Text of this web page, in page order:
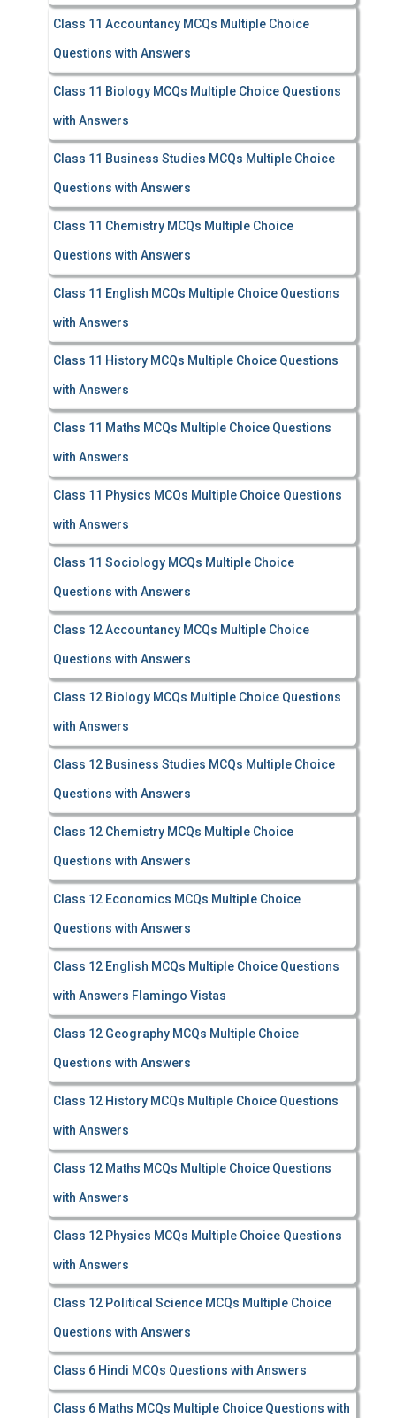
Class 11 Accountancy MCQs Multiple Choice
Questions with Answers
Class 11 Biology MCQs Multiple Choice Questions
with Answers
Class 11 Business Studies MCQs Multiple Choice
Questions with Answers
Class 11 Chemistry MCQs Multiple Choice
Questions with Answers
Class 11 English MCQs Multiple Choice Questions
with Answers
Class 11 History MCQs Multiple Choice Questions
with Answers
Class 11 Maths MCQs Multiple Choice Questions
with Answers
Class 11 Physics MCQs Multiple Choice Questions
with Answers
Class 11 Sociology MCQs Multiple Choice
Questions with Answers
Class 12 Accountancy MCQs Multiple Choice
Questions with Answers
Class 12 Biology MCQs Multiple Choice Questions
with Answers
Class 12 Business Studies MCQs Multiple Choice
Questions with Answers
Class 12 Chemistry MCQs Multiple Choice
Questions with Answers
Class 12 Economics MCQs Multiple Choice
Questions with Answers
Class 12 English MCQs Multiple Choice Questions
with Answers Flamingo Vistas
Class 12 Geography MCQs Multiple Choice
Questions with Answers
Class 12 History MCQs Multiple Choice Questions
with Answers
Class 12 Maths MCQs Multiple Choice Questions
with Answers
Class 12 Physics MCQs Multiple Choice Questions
with Answers
Class 12 Political Science MCQs Multiple Choice
Questions with Answers
Class 6 Hindi MCQs Questions with Answers
Class 6 Maths MCQs Multiple Choice Questions with